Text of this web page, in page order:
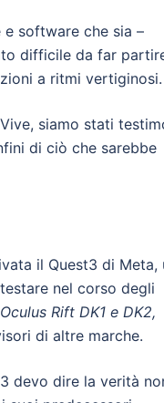
software che sia –
difficile da far
a ritmi vertiginosi.
siamo stati
di ciò che sarebbe
il Quest3 di Meta,
nel corso degli
Oculus Rift DK1 e DK2,
di altre marche.
devo dire la verità